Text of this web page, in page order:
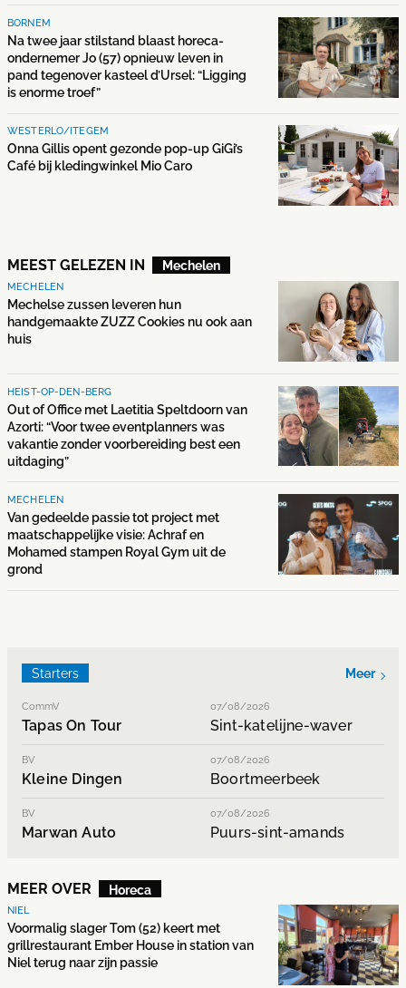
BORNEM
Na twee jaar stilstand blaast horeca-
ondernemer Jo (57) opnieuw leven in
pand tegenover kasteel d’Ursel: “Ligging
is enorme troef”
WESTERLO/ITEGEM
Onna Gillis opent gezonde pop-up GiGi’s
Café bij kledingwinkel Mio Caro
MEEST GELEZEN IN Mechelen
MECHELEN
Mechelse zussen leveren hun
handgemaakte ZUZZ Cookies nu ook aan
huis
HEIST-OP-DEN-BERG
Out of Office met Laetitia Speltdoorn van
Azorti: “Voor twee eventplanners was
vakantie zonder voorbereiding best een
uitdaging”
MECHELEN
Van gedeelde passie tot project met
maatschappelijke visie: Achraf en
Mohamed stampen Royal Gym uit de
grond
Starters Meer
CommV 07/08/2026
Tapas On Tour Sint-katelijne-waver
BV 07/08/2026
Kleine Dingen Boortmeerbeek
BV 07/08/2026
Marwan Auto Puurs-sint-amands
MEER OVER Horeca
NIEL
Voormalig slager Tom (52) keert met
grillrestaurant Ember House in station van
Niel terug naar zijn passie